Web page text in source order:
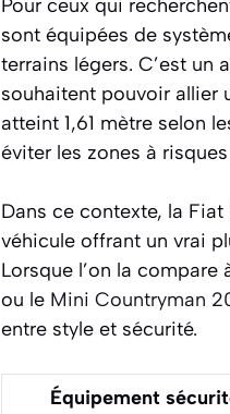
Pour ceux qui
sont équipées de
terrains légers. C’est
souhaitent pouvoir allier
atteint 1,61 mètre selon
éviter les zones à
Dans ce contexte, la
véhicule offrant un vrai
Lorsque l’on la compare
ou le Mini Countryman
entre style et sécurité.
Équipement